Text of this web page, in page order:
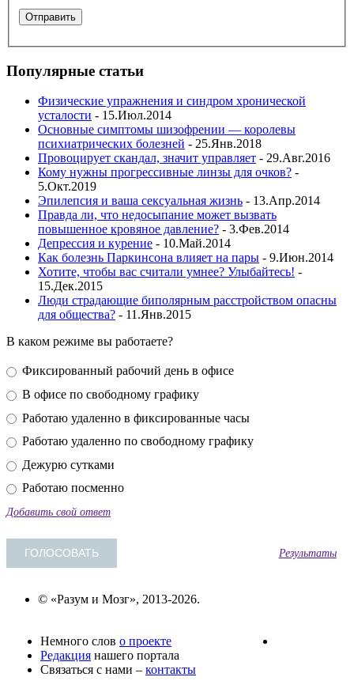
Популярные статьи
Физические упражнения и синдром хронической
усталости - 15.Июл.2014
Основные симптомы шизофрении — королевы
психиатрических болезней - 25.Янв.2018
Провоцирует скандал, значит управляет - 29.Авг.2016
Кому нужны прогрессивные линзы для очков? -
5.Окт.2019
Эпилепсия и ваша сексуальная жизнь - 13.Апр.2014
Правда ли, что недосыпание может вызвать
повышенное кровяное давление? - 3.Фев.2014
Депрессия и курение - 10.Май.2014
Как болезнь Паркинсона влияет на пары - 9.Июн.2014
Хотите, чтобы вас считали умнее? Улыбайтесь! -
15.Дек.2015
Люди страдающие биполярным расстройством опасны
для общества? - 11.Янв.2015
В каком режиме вы работаете?
Фиксированный рабочий день в офисе
В офисе по свободному графику
Работаю удаленно в фиксированные часы
Работаю удаленно по свободному графику
Дежурю сутками
Работаю посменно
Добавить свой ответ
Результаты
© «Разум и Мозг», 2013-2026.
Немного слов о проекте
Редакция нашего портала
Связаться с нами – контакты